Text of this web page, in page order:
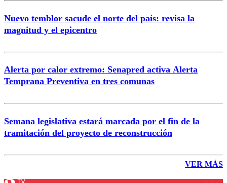
Nuevo temblor sacude el norte del país: revisa la
magnitud y el epicentro
Alerta por calor extremo: Senapred activa Alerta
Temprana Preventiva en tres comunas
Semana legislativa estará marcada por el fin de la
tramitación del proyecto de reconstrucción
VER MÁS